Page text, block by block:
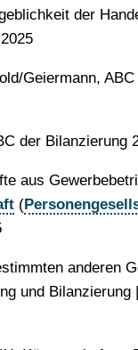
der
​​Geiermann,
der Bilanzierung
aus
(
anderen
und Bilanzierung